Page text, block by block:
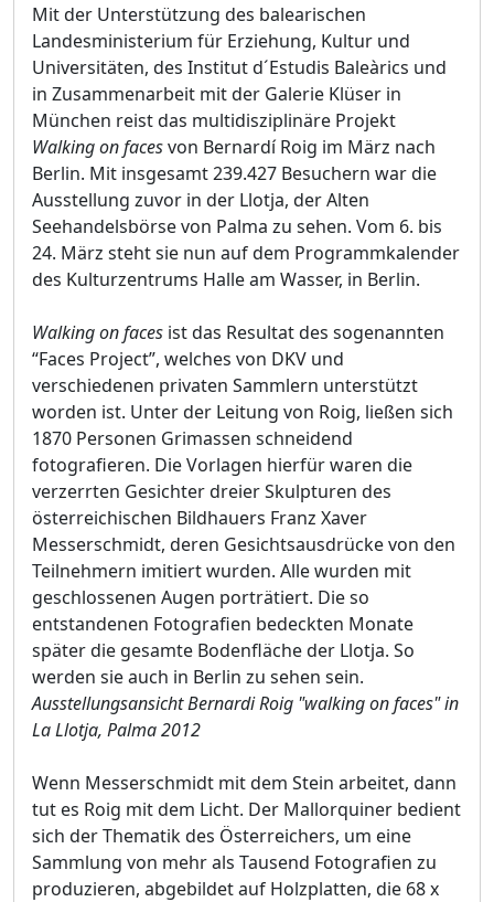
Mit der Unterstützung des balearischen
Landesministerium für Erziehung, Kultur und
Universitäten, des Institut d´Estudis Baleàrics und
in Zusammenarbeit mit der Galerie Klüser in
München reist das multidisziplinäre Projekt
Walking on facesvon Bernardí Roig im März nach
Berlin. Mit insgesamt 239.427 Besuchern war die
Ausstellung zuvor in der Llotja, der Alten
Seehandelsbörse von Palma zu sehen. Vom 6. bis
24. März steht sie nun auf dem Programmkalender
des Kulturzentrums Halle am Wasser, in Berlin.
Walking on faces ist das Resultat des sogenannten
“Faces Project”, welches von DKV und
verschiedenen privaten Sammlern unterstützt
worden ist. Unter der Leitung von Roig, ließen sich
1870 Personen Grimassen schneidend
fotografieren. Die Vorlagen hierfür waren die
verzerrten Gesichter dreier Skulpturen des
österreichischen Bildhauers Franz Xaver
Messerschmidt, deren Gesichtsausdrücke von den
Teilnehmern imitiert wurden. Alle wurden mit
geschlossenen Augen porträtiert. Die so
entstandenen Fotografien bedeckten Monate
später die gesamte Bodenfläche der Llotja. So
werden sie auch in Berlin zu sehen sein.
Ausstellungsansicht Bernardi Roig "walking on faces" in
La Llotja, Palma 2012
Wenn Messerschmidt mit dem Stein arbeitet, dann
tut es Roig mit dem Licht. Der Mallorquiner bedient
sich der Thematik des Österreichers, um eine
Sammlung von mehr als Tausend Fotografien zu
produzieren, abgebildet auf Holzplatten, die 68 x